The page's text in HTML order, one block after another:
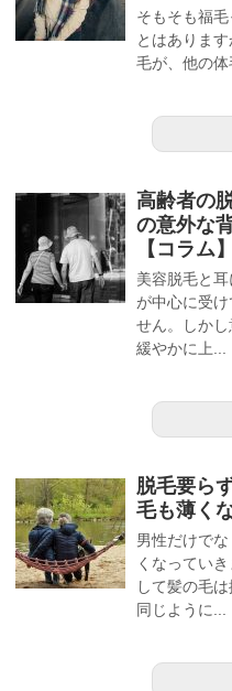
そもそも福
とはありま
毛が、他の体
高齢者の
の意外な
【コラム】
美容脱毛と
が中心に受
せん。しか
緩やかに上...
脱毛要ら
毛も薄く
男性だけで
くなってい
して髪の毛
同じように...